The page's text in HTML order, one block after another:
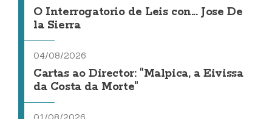
O Interrogatorio de Leis con... Jose De
la Sierra
04/08/2026
Cartas ao Director: "Malpica, a Eivissa
da Costa da Morte"